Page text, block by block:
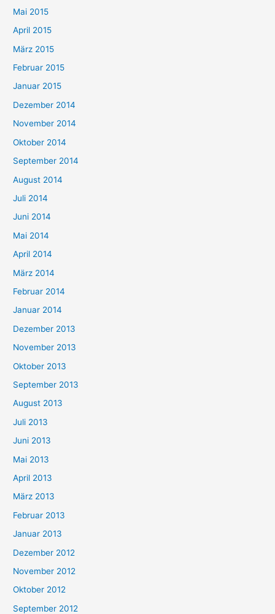
Mai 2015
April 2015
März 2015
Februar 2015
Januar 2015
Dezember 2014
November 2014
Oktober 2014
September 2014
August 2014
Juli 2014
Juni 2014
Mai 2014
April 2014
März 2014
Februar 2014
Januar 2014
Dezember 2013
November 2013
Oktober 2013
September 2013
August 2013
Juli 2013
Juni 2013
Mai 2013
April 2013
März 2013
Februar 2013
Januar 2013
Dezember 2012
November 2012
Oktober 2012
September 2012